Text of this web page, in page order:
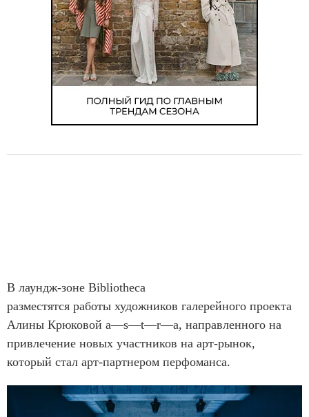
В лаундж-зоне Bibliotheca
разместятся работы художников галерейного проекта
Алины Крюковой a—s—t—r—a, направленного на
привлечение новых участников на арт-рынок,
который стал арт-партнером перфоманса.